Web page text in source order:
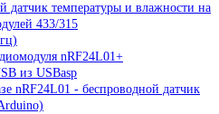
датчик температуры и влажности на
433/315
nRF24L01+
из USBasp
nRF24L01 - беспроводной датчик